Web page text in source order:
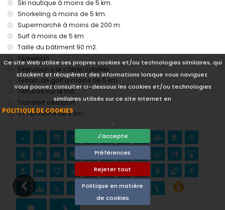
Ce site Web utilise ses propres cookies et/ou technologies similaires, qui
stockent et récupèrent des informations lorsque vous naviguez.
Vous pouvez consulter ci-dessous les cookies et/ou technologies
similaires utilisés sur ce site Internet en
POLITIQUE DE COOKIES
.
J'accepte
Préférences
Rejeter tout
Politique en matière
de cookies
Sites et culture à Denia, Costa Blanca
Église (Denia), château (Portal de la Vila, Denia), bâtiment
architectural (Château de Denia) et lieu historique (Château
de Denia) (à moins de 5 kilomètres de l'hébergement)
Ruin (Molinos de Viento et Javea) (à moins de 10 kilomètres
de l'hébergement)
Musée (Histórico de Javea) et monument (Pueblo de
Javea) (à moins de 25 kilomètres de l'hébergement)
Sports
Tennis, vélo et pêche (à moins de 1000 mètres de
Golf (Club de Golf la Sella Denia), équitation, randonnée,
VTT, escalade, canoë, kayak, plongée, snorkeling, surf,
planche à voile et ski nautique (à moins de 5 kilomètres de
l'appartement)
Ski nautique à moins de 5 km.
Snorkeling à moins de 5 km.
Supermarché à moins de 200 m.
Surf à moins de 5 km.
Taille du bâtiment 90 m2.
Télévision
Télévision par câble/satellite
Terrain de golf à moins de 5 km.
Terrasse sur le toit
Transfert aéroport
VTT à moins de 5 km.